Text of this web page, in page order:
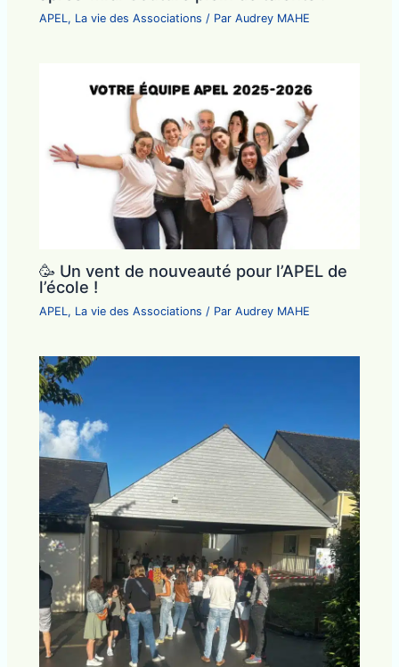
APEL, La vie des Associations / ParAudrey MAHE
🥳 Un vent de nouveauté pour l’APEL de
l’école !
APEL, La vie des Associations / ParAudrey MAHE